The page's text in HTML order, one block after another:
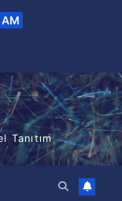
Tanıtım